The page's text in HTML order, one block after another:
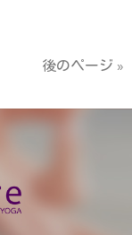
後のページ »